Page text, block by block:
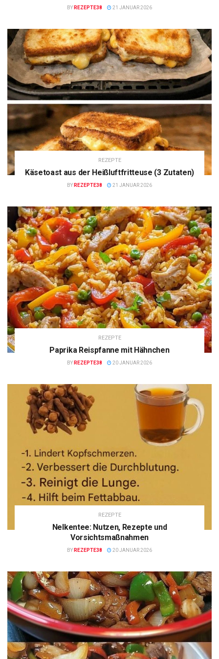
BY REZEPTE38 21 JANUAR 2026
REZEPTE
Käsetoast aus der Heißluftfritteuse (3 Zutaten)
BY REZEPTE38 21 JANUAR 2026
REZEPTE
Paprika Reispfanne mit Hähnchen
BY REZEPTE38 20 JANUAR 2026
REZEPTE
Nelkentee: Nutzen, Rezepte und
Vorsichtsmaßnahmen
BY REZEPTE38 20 JANUAR 2026